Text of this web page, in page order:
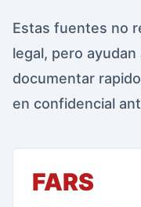
Estas fuentes no
legal, pero
documentar
en confidencial
FARS